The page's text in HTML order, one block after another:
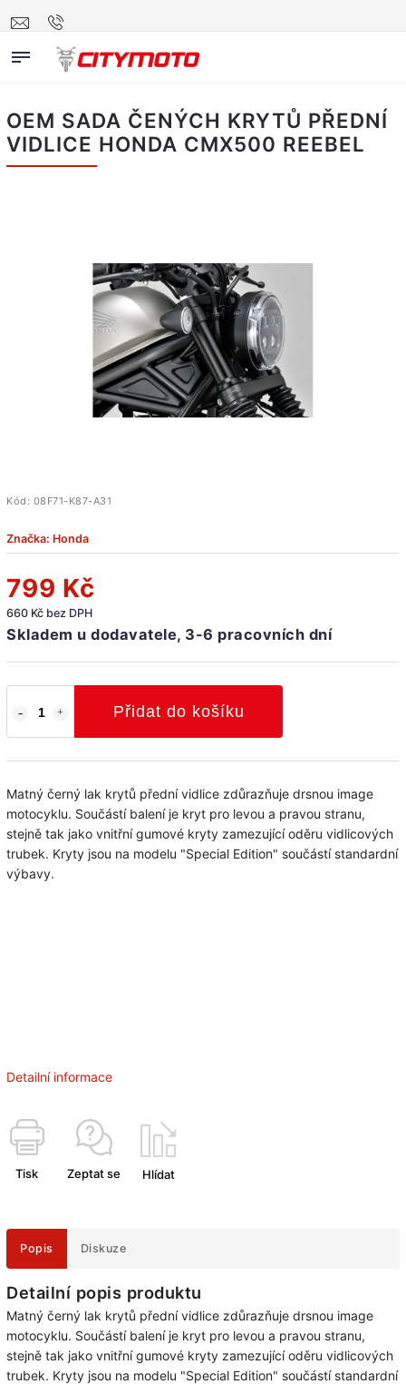
OEM SADA ČENÝCH KRYTŮ PŘEDNÍ
VIDLICE HONDA CMX500 REEBEL
Kód: 08F71-K87-A31
Značka: Honda
799 Kč
660 Kč bez DPH
Skladem u dodavatele, 3-6 pracovních dní
Přidat do košíku
Matný černý lak krytů přední vidlice zdůrazňuje drsnou image
motocyklu. Součástí balení je kryt pro levou a pravou stranu,
stejně tak jako vnitřní gumové kryty zamezující oděru vidlicových
trubek. Kryty jsou na modelu "Special Edition" součástí standardní
výbavy.
Detailní informace
Tisk Zeptat se Hlídat
Popis Diskuze
Detailní popis produktu
Matný černý lak krytů přední vidlice zdůrazňuje drsnou image
motocyklu. Součástí balení je kryt pro levou a pravou stranu,
stejně tak jako vnitřní gumové kryty zamezující oděru vidlicových
trubek. Kryty jsou na modelu "Special Edition" součástí standardní